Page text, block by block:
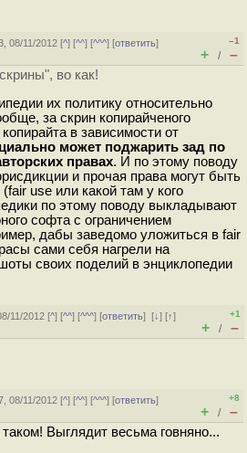
08/11/2012 [^] [^^] [^^^] [ответить]
–1
+ / –
во как!
их политику относительно
за скрин копирайченого
в зависимости от
может поджарить зад по
правах. И по этому поводу
и прочая права могут быть
use или какой там у кого
по этому поводу выкладывают
софта с ограничением
дабы заведомо уложиться в fair
сами себя нагрели на
своих поделий в энциклопедии
11/2012 [^] [^^] [^^^] [ответить][↓] [↑]
+1
+ / –
08/11/2012 [^] [^^] [^^^] [ответить]
+8
+ / –
Выглядит весьма гoвняно...